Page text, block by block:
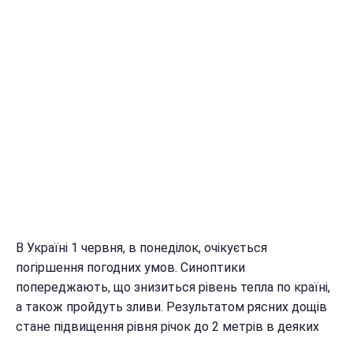
В Україні 1 червня, в понеділок, очікується
погіршення погодних умов. Синоптики
попереджають, що знизиться рівень тепла по країні,
а також пройдуть зливи. Результатом рясних дощів
стане підвищення рівня річок до 2 метрів в деяких